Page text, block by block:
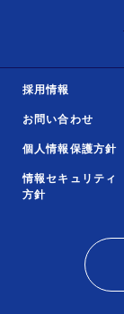
採用情報
お問い合わせ
個人情報保護方針
情報セキュリティ
方針